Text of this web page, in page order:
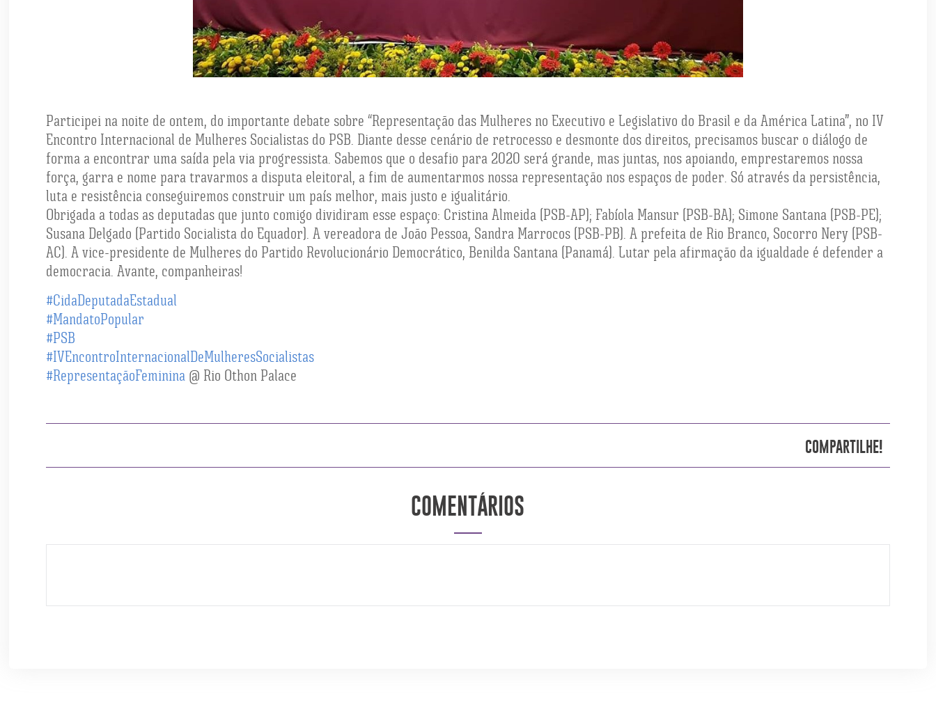
Participei na noite de ontem, do importante debate sobre “Representação das Mulheres no Executivo e Legislativo do Brasil e da América Latina”, no IV
Encontro Internacional de Mulheres Socialistas do PSB. Diante desse cenário de retrocesso e desmonte dos direitos, precisamos buscar o diálogo de
forma a encontrar uma saída pela via progressista. Sabemos que o desafio para 2020 será grande, mas juntas, nos apoiando, emprestaremos nossa
força, garra e nome para travarmos a disputa eleitoral, a fim de aumentarmos nossa representação nos espaços de poder. Só através da persistência,
luta e resistência conseguiremos construir um país melhor, mais justo e igualitário.
Obrigada a todas as deputadas que junto comigo dividiram esse espaço: Cristina Almeida (PSB-AP); Fabíola Mansur (PSB-BA); Simone Santana (PSB-PE);
Susana Delgado (Partido Socialista do Equador). A vereadora de João Pessoa, Sandra Marrocos (PSB-PB). A prefeita de Rio Branco, Socorro Nery (PSB-
AC). A vice-presidente de Mulheres do Partido Revolucionário Democrático, Benilda Santana (Panamá). Lutar pela afirmação da igualdade é defender a
democracia. Avante, companheiras!
#CidaDeputadaEstadual
#MandatoPopular
#PSB
#IVEncontroInternacionalDeMulheresSocialistas
#RepresentaçãoFeminina @ Rio Othon Palace
COMPARTILHE!
COMENTÁRIOS